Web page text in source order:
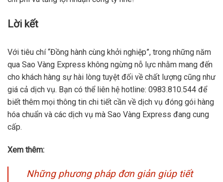
Lời kết
Với tiêu chí “Đồng hành cùng khởi nghiệp”, trong những năm
qua Sao Vàng Express không ngừng nỗ lực nhằm mang đến
cho khách hàng sự hài lòng tuyệt đối về chất lượng cũng như
giá cả dịch vụ. Bạn có thể liên hệ hotline: 0983.810.544 để
biết thêm mọi thông tin chi tiết cần về dịch vụ đóng gói hàng
hóa chuẩn và các dịch vụ mà Sao Vàng Express đang cung
cấp.
Xem thêm:
Những phương pháp đơn giản giúp tiết